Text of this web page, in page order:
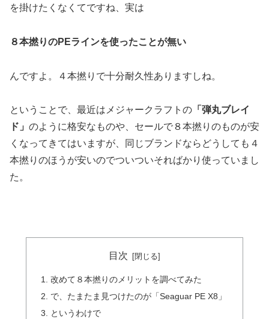
を掛けたくなくてですね、実は
８本撚りのPEラインを使ったことが無い
んですよ。４本撚りで十分耐久性ありますしね。
ということで、最近はメジャークラフトの 「弾丸ブレイ
ド」 のように格安なものや、セールで８本撚りのものが安
くなってきてはいますが、同じブランドならどうしても４
本撚りのほうが安いのでついついそればかり使っていまし
た。
目次
改めて８本撚りのメリットを調べてみた
で、たまたま見つけたのが「Seaguar PE X8」
というわけで